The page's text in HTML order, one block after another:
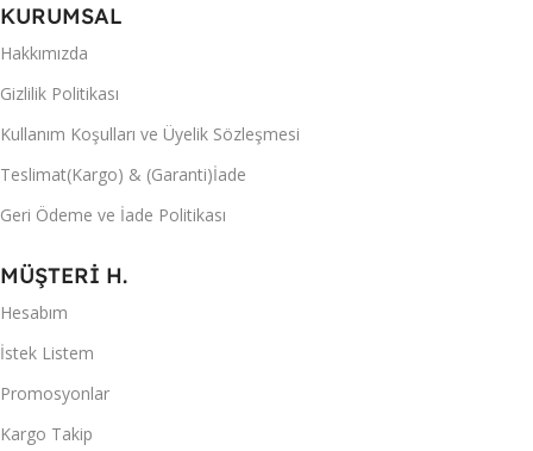
KURUMSAL
Hakkımızda
Gizlilik Politikası
Kullanım Koşulları ve Üyelik Sözleşmesi
Teslimat(Kargo) & (Garanti)İade
Geri Ödeme ve İade Politikası
MÜŞTERİ H.
Hesabım
İstek Listem
Promosyonlar
Kargo Takip